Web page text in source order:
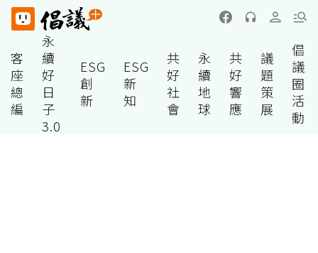
客
座
總
編
永
續
好
日
子
3.0
ESG
創
新
ESG
新
知
共
好
社
會
永
續
地
球
共
好
響
應
議
題
策
展
倡
議
圈
活
動